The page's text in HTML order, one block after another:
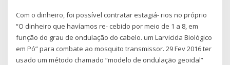
Com o dinheiro, foi possível contratar estagiá- rios no próprio
“O dinheiro que havíamos re- cebido por meio de 1 a 8, em
função do grau de ondulação do cabelo. um Larvicida Biológico
em Pó” para combate ao mosquito transmissor. 29 Fev 2016 ter
usado um método chamado “modelo de ondulação geoidal”